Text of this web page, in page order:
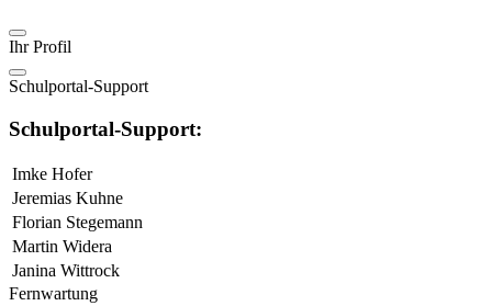
Ihr Profil
Schulportal-Support
Schulportal-Support:
Imke Hofer
Jeremias Kuhne
Florian Stegemann
Martin Widera
Janina Wittrock
Fernwartung